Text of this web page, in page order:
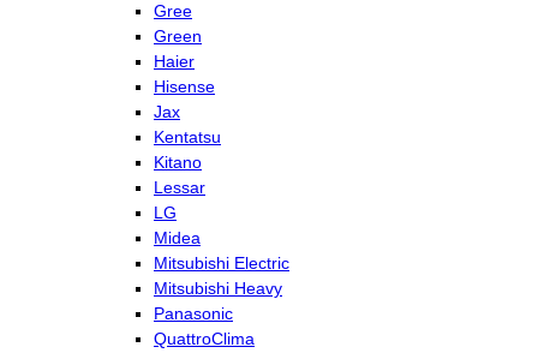
Gree
Green
Haier
Hisense
Jax
Kentatsu
Kitano
Lessar
LG
Midea
Mitsubishi Electric
Mitsubishi Heavy
Panasonic
QuattroClima